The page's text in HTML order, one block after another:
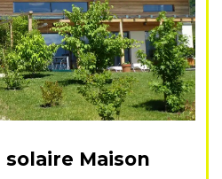
solaire Maison